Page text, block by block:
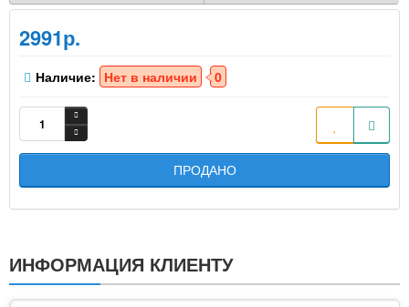
2991р.
Наличие: Нет в наличии 0
ПРОДАНО
ИНФОРМАЦИЯ КЛИЕНТУ